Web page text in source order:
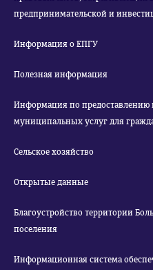
предпринимательской и
Информация о ЕПГУ
Полезная информация
Информация по предоставлению
муниципальных услуг для
Сельское хозяйство
Открытые данные
Благоустройство территории
поселения
Информационная система